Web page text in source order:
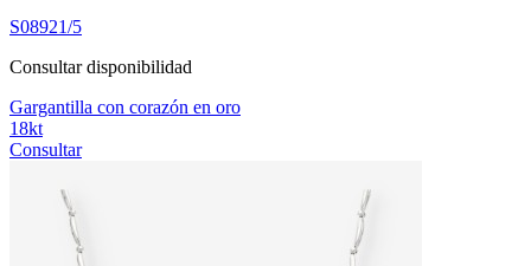
S08921/5
Consultar disponibilidad
Gargantilla con corazón en oro
18kt
Consultar